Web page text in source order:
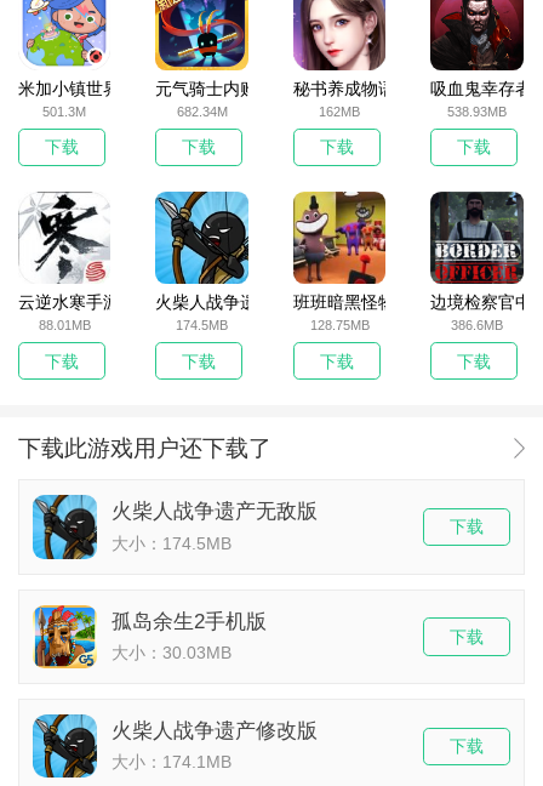
米加小镇世界2025官方版
501.3M
下载
元气骑士内购破解版
682.34M
下载
秘书养成物语
162MB
下载
吸血鬼幸存者
538.93MB
下载
云逆水寒手游
88.01MB
下载
火柴人战争遗产无敌版
174.5MB
下载
班班暗黑怪物生存挑战5
128.75MB
下载
边境检察官中
386.6MB
下载
下载此游戏用户还下载了
火柴人战争遗产无敌版
大小：174.5MB
下载
孤岛余生2手机版
大小：30.03MB
下载
火柴人战争遗产修改版
大小：174.1MB
下载